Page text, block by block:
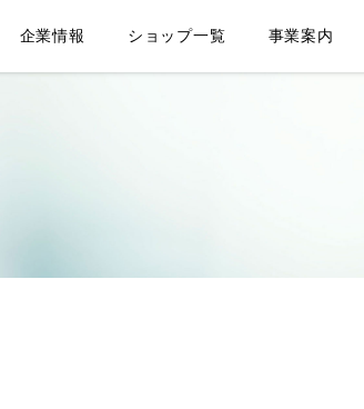
企業情報 ショップ一覧 事業案内